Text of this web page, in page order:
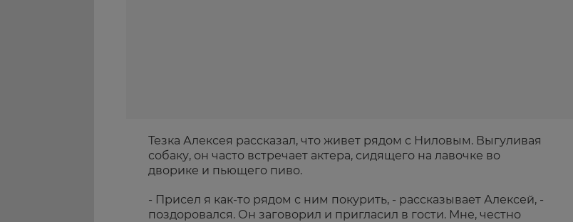
Тезка Алексея рассказал, что живет рядом с Ниловым. Выгуливая
собаку, он часто встречает актера, сидящего на лавочке во
дворике и пьющего пиво.
- Присел я как-то рядом с ним покурить, - рассказывает Алексей, -
поздоровался. Он заговорил и пригласил в гости. Мне, честно